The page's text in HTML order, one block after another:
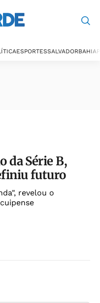
ESPORTESSALVADORBAHIA
da Série B,
futuro
revelou o